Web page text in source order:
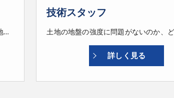
小規模建築物から一般建築物や構造物等の「地盤改良」や「補強工事」を行います。 私たちの仕事は建物・構造物を作るにあたり最初の仕事です。 安全で安心した生活を送るには土台となる地盤がしっかりしていなければいけません。 重機・機械などを使い地盤の補強を行い資格や操作スキル上達などの補助を致します。 未経験でも挑戦できます。
技術スタッフ
詳しく見る